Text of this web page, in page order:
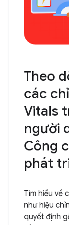
Theo
các
Vitals
người
Công
phát
Tìm hiểu về
như hiệu
quyết định